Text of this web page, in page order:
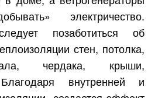
электричество.
позаботиться об
стен, потолка,
чердака, крыши,
внутренней и